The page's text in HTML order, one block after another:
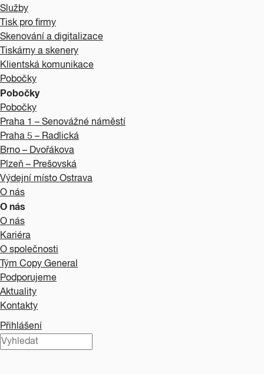
Služby
Tisk pro firmy
Skenování a digitalizace
Tiskárny a skenery
Klientská komunikace
Pobočky
Pobočky
Pobočky
Praha 1 – Senovážné náměstí
Praha 5 – Radlická
Brno – Dvořákova
Plzeň – Prešovská
Výdejní místo Ostrava
O nás
O nás
O nás
Kariéra
O společnosti
Tým Copy General
Podporujeme
Aktuality
Kontakty
Přihlášení